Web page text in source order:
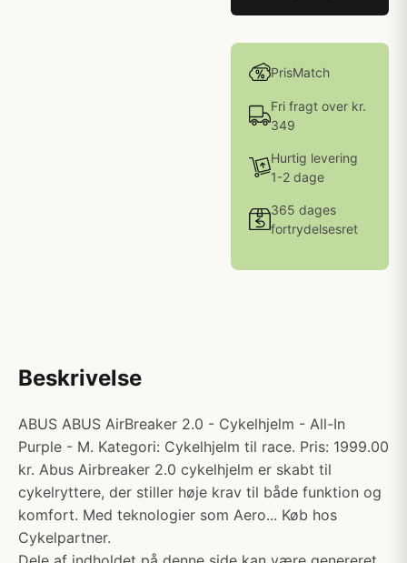
PrisMatch
Fri fragt over kr.
349
Hurtig levering
1-2 dage
365 dages
fortrydelsesret
Beskrivelse
ABUS ABUS AirBreaker 2.0 - Cykelhjelm - All-In
Purple - M. Kategori: Cykelhjelm til race. Pris: 1999.00
kr. Abus Airbreaker 2.0 cykelhjelm er skabt til
cykelryttere, der stiller høje krav til både funktion og
komfort. Med teknologier som Aero... Køb hos
Cykelpartner.